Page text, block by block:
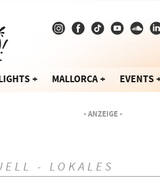
MALLORCA EVENTS
- ANZEIGE -
- LOKALES